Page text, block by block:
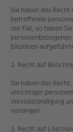
Sie haben das
betreffende
der Fall, so haben
Einzelnen
2. Recht auf
Sie haben das
unrichtiger
Vervollständigung
verlangen.
3. Recht auf